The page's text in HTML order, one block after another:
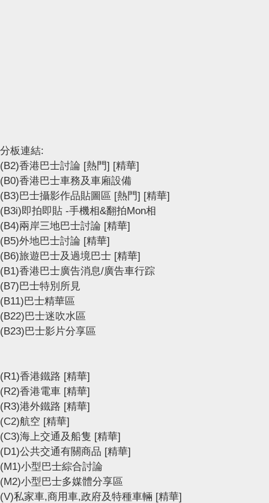
分板連結:
(B2)香港巴士討論 [熱門] [精華]
(B0)香港巴士車務及車廂設備
(B3)巴士攝影作品貼圖區 [熱門] [精華]
(B3i)即拍即貼 -手機相&翻拍Mon相
(B4)兩岸三地巴士討論 [精華]
(B5)外地巴士討論 [精華]
(B6)旅遊巴士及過境巴士 [精華]
(B1)香港巴士廣告消息/廣告車行踪
(B7)巴士特別所見
(B11)巴士精華區
(B22)巴士迷吹水區
(B23)巴士影片分享區
(R1)香港鐵路 [精華]
(R2)香港電車 [精華]
(R3)港外鐵路 [精華]
(C2)航空 [精華]
(C3)海上交通及船隻 [精華]
(D1)公共交通有關商品 [精華]
(M1)小型巴士綜合討論
(M2)小型巴士多媒體分享區
(V)私家車,商用車,政府及特種車輛 [精華]